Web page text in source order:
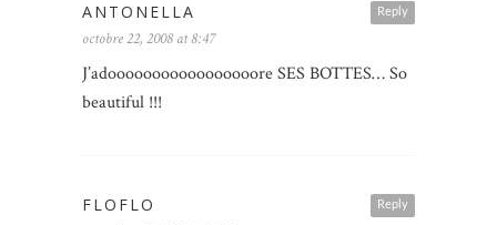
Reply
ANTONELLA
octobre 22, 2008 at 8:47
J’adooooooooooooooooore SES BOTTES… So
beautiful !!!
Reply
FLOFLO